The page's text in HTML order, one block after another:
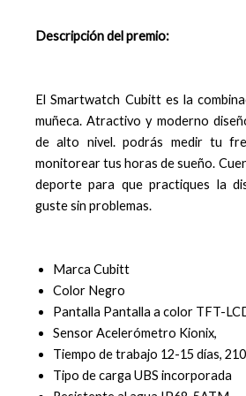
Descripción del premio:
El Smartwatch Cubitt es la
muñeca. Atractivo y moderno
de alto nivel. podrás medir tu
monitorear tus horas de sueño.
deporte para que practiques la
guste sin problemas.
Marca Cubitt
Color Negro
Pantalla Pantalla a color TFT-
Sensor Acelerómetro Kionix,
Tiempo de trabajo 12-15 días,
Tipo de carga UBS incorporada